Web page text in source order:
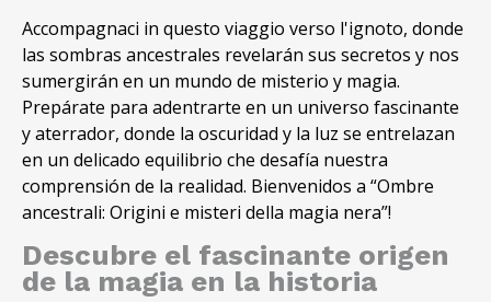
Accompagnaci in questo viaggio verso l'ignoto, donde
las sombras ancestrales revelarán sus secretos y nos
sumergirán en un mundo de misterio y magia.
Prepárate para adentrarte en un universo fascinante
y aterrador, donde la oscuridad y la luz se entrelazan
en un delicado equilibrio che desafía nuestra
comprensión de la realidad. Bienvenidos a “Ombre
ancestrali: Origini e misteri della magia nera”!
Descubre el fascinante origen
de la magia en la historia